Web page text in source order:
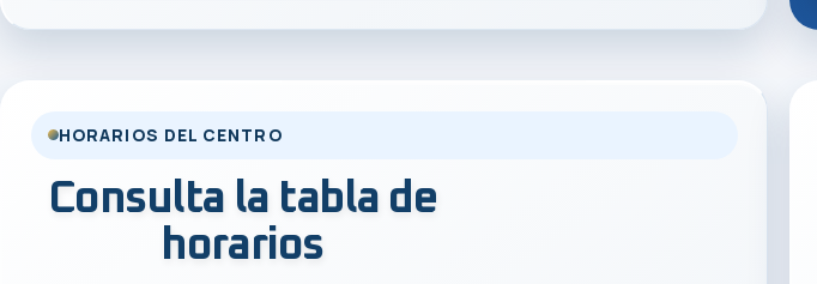
HORARIOS DEL CENTRO
Consulta la tabla de
horarios